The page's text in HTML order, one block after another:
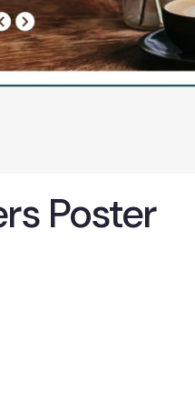
Poster